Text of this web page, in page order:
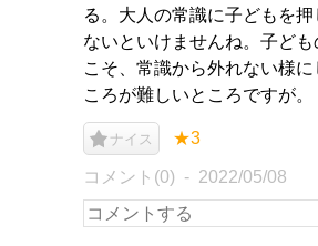
る。大人の常識に子どもを
ないといけませんね。子ど
こそ、常識から外れない様
ころが難しいところですが。
ナイス ★3
コメント(0) 2022/05/08